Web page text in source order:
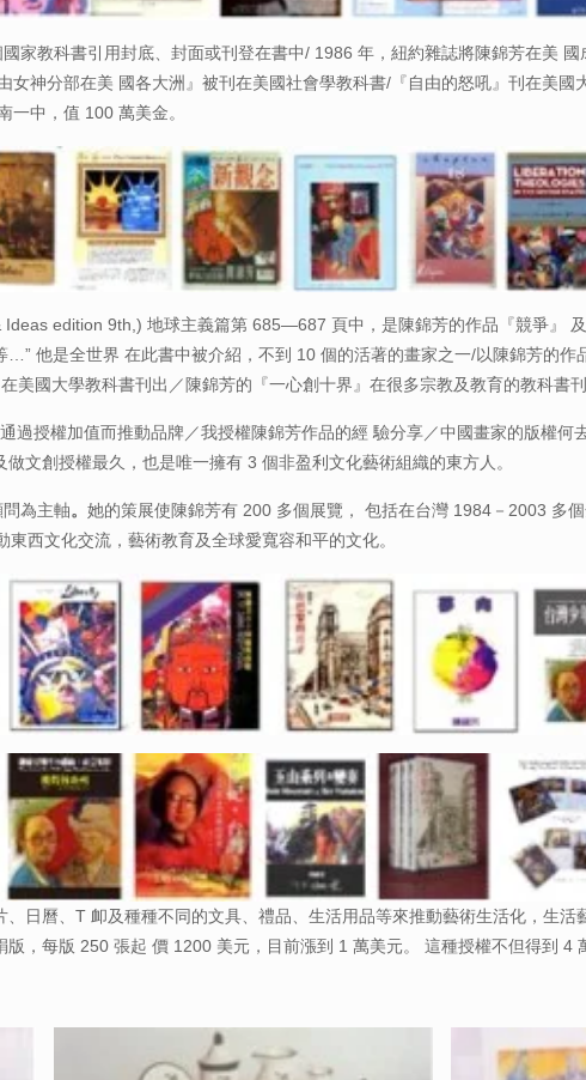
家教科書引用封底、封面或刊登在書中/ 1986 年，紐約雜誌將陳錦芳在美
女神分部在美 國各大洲』被刊在美國社會學教科書/『自由的怒吼』刊在美
一中，值 100 萬美金。
edition 9th,) 地球主義篇第 685—687 頁中，是陳錦芳的作品『競爭』
他是全世界 在此書中被介紹，不到 10 個的活著的畫家之一/以陳錦芳的
美國大學教科書刊出／陳錦芳的『一心創十界』在很多宗教及教育的教科書
過授權加值而推動品牌／我授權陳錦芳作品的經 驗分享／中國畫家的版權
文創授權最久，也是唯一擁有 3 個非盈利文化藝術組織的東方人。
為主軸。她的策展使陳錦芳有 200 多個展覽， 包括在台灣 1984－2003 多
西文化交流，藝術教育及全球愛寬容和平的文化。
曆、T 卹及種種不同的文具、禮品、生活用品等來推動藝術生活化，生活
，每版 250 張起 價 1200 美元，目前漲到 1 萬美元。 這種授權不但得到 4